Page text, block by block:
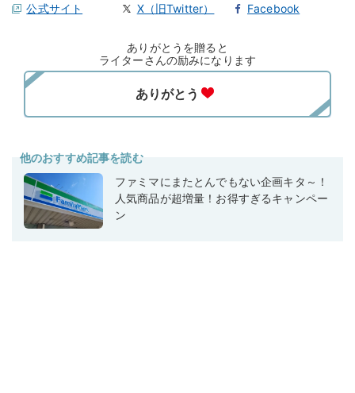
公式サイト X（旧Twitter） Facebook
ありがとうを贈ると
ライターさんの励みになります
他のおすすめ記事を読む
ファミマにまたとんでもない企画キタ～！
人気商品が超増量！お得すぎるキャンペー
ン